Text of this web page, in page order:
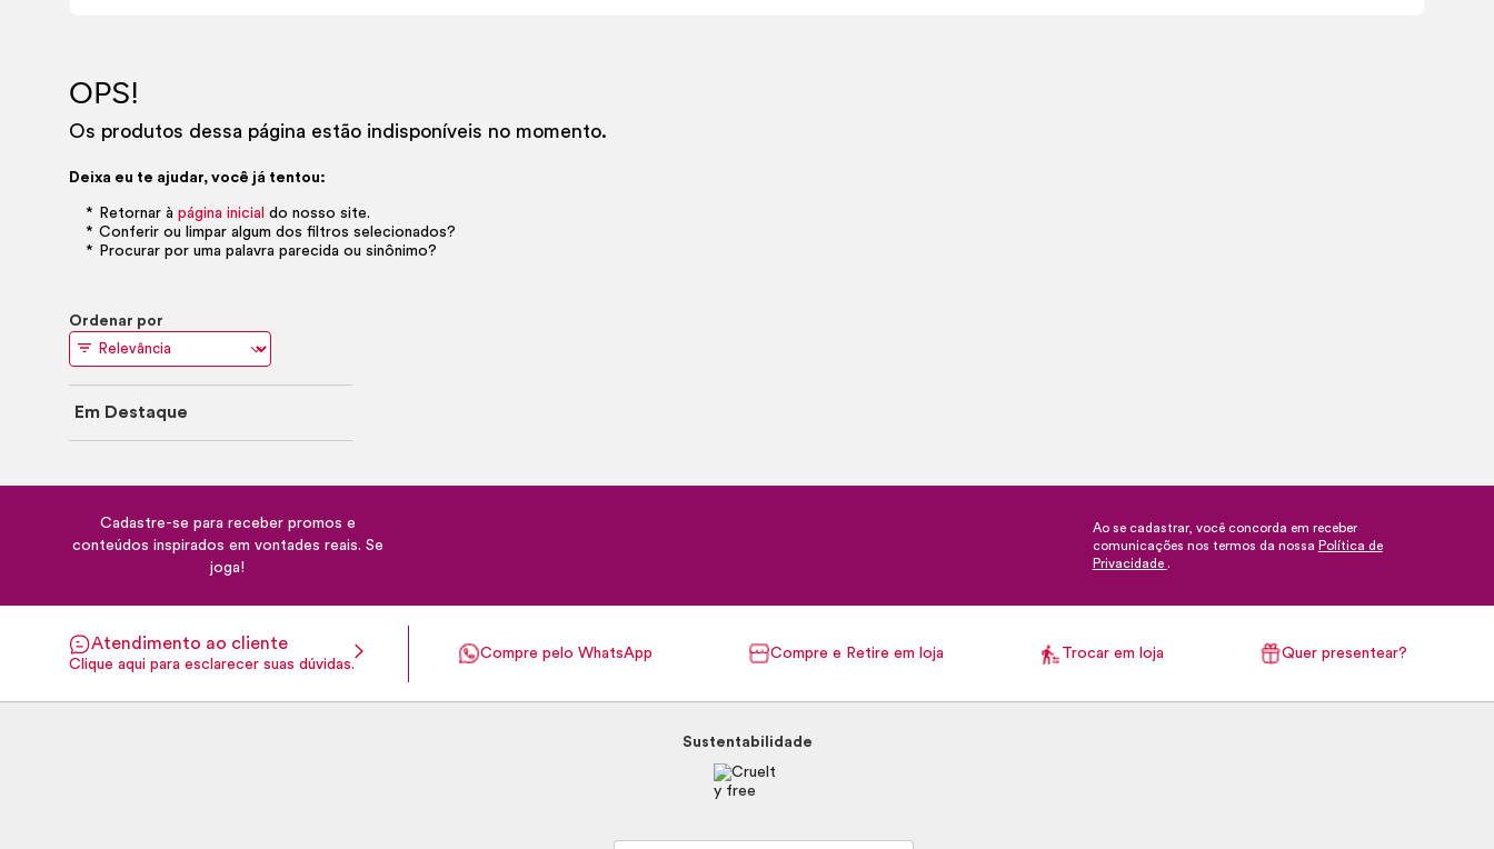
OPS!
Os produtos dessa página estão indisponíveis no momento.
Deixa eu te ajudar, você já tentou:
Retornar à página inicial do nosso site.
Conferir ou limpar algum dos filtros selecionados?
Procurar por uma palavra parecida ou sinônimo?
Ordenar por
Em Destaque
Cadastre-se para receber promos e
conteúdos inspirados em vontades reais. Se
joga!
Ao se cadastrar, você concorda em receber
comunicações nos termos da nossa Política de
Privacidade .
Atendimento ao cliente
Clique aqui para esclarecer suas dúvidas.
Compre pelo WhatsApp Compre e Retire em loja Trocar em loja Quer presentear?
Sustentabilidade